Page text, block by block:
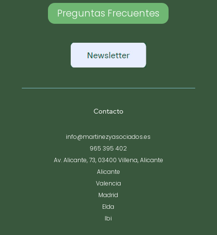
Preguntas Frecuentes
Contacto
info@martinezyasociados.es
965 395 402
Av. Alicante, 73, 03400 Villena, Alicante
Alicante
Valencia
Madrid
Elda
Ibi